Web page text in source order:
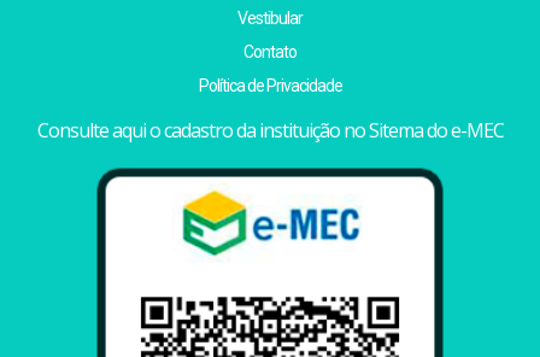
Vestibular
Contato
Política de Privacidade
Consulte aqui o cadastro da instituição no Sitema do e-MEC